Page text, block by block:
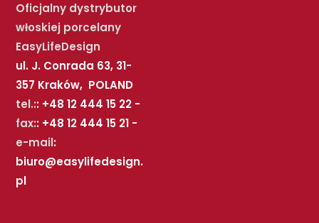
Oficjalny dystrybutor
włoskiej porcelany
EasyLifeDesign
ul. J. Conrada 63, 31-
357 Kraków, POLAND
tel.:: +48 12 444 15 22 -
fax:: +48 12 444 15 21 -
e-mail:
biuro@easylifedesign.
pl